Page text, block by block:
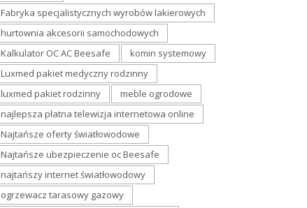
Fabryka specjalistycznych wyrobów lakierowych
hurtownia akcesorii samochodowych
Kalkulator OC AC Beesafe
komin systemowy
Luxmed pakiet medyczny rodzinny
luxmed pakiet rodzinny
meble ogrodowe
najlepsza płatna telewizja internetowa online
Najtańsze oferty światłowodowe
Najtańsze ubezpieczenie oc Beesafe
najtańszy internet światłowodowy
ogrzewacz tarasowy gazowy